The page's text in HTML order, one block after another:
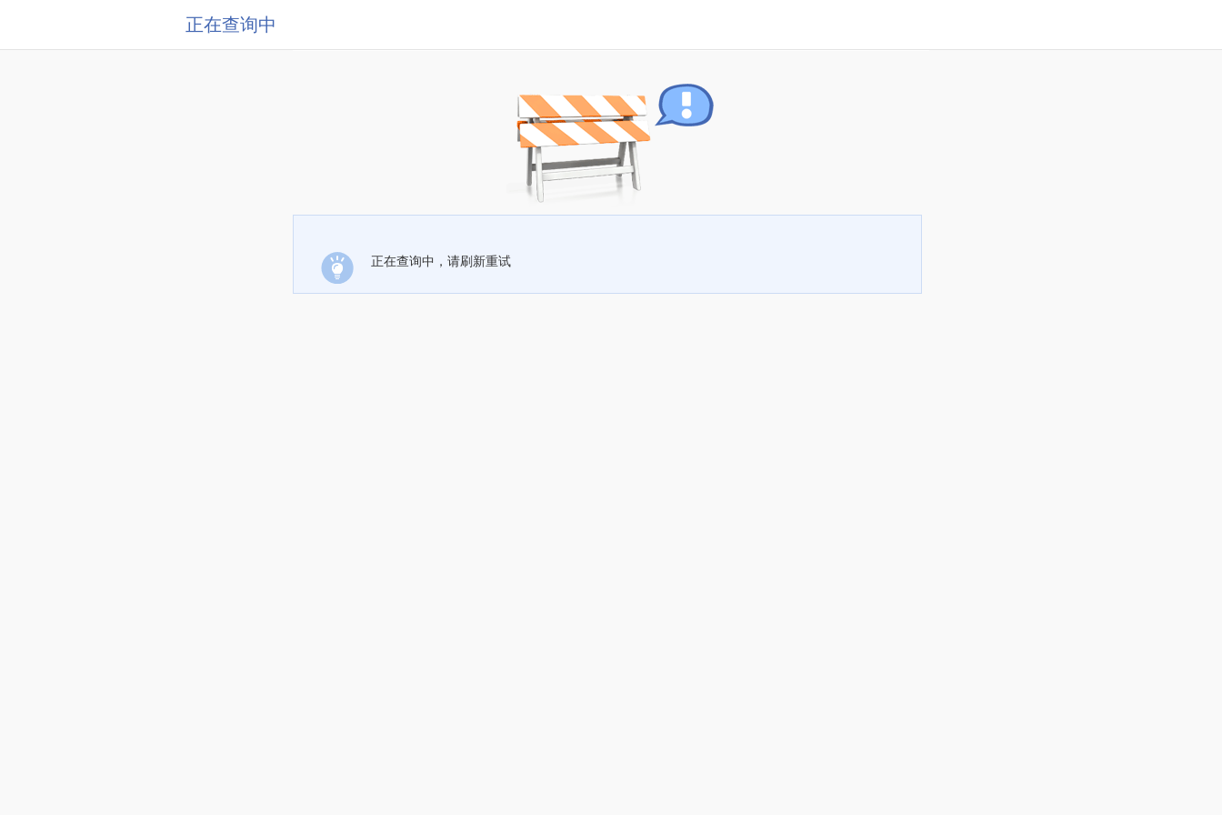
正在查询中
正在查询中，请刷新重试